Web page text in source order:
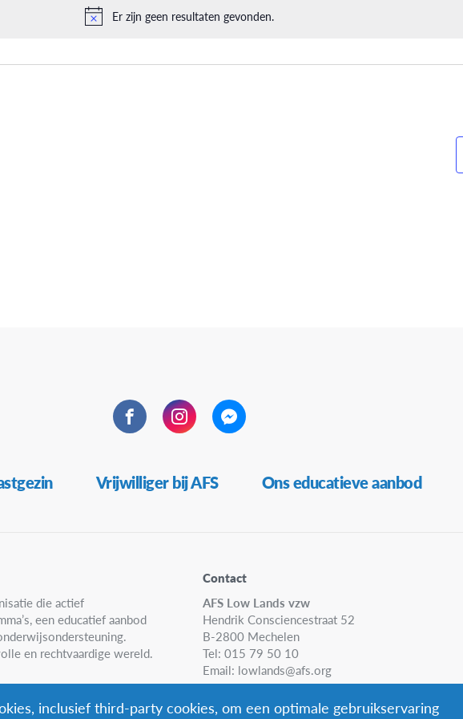
Bericht
Er zijn geen resultaten gevonden.
FacebookInstagramMessenger
Vrijwilliger bij AFS Ons educatieve aanbod
Contact
AFS Low Lands vzw
Hendrik Consciencestraat 52
B-2800 Mechelen
Tel: 015 79 50 10
Email: lowlands@afs.org
die actief
een educatief aanbod
en rechtvaardige wereld.
inclusief third-party cookies, om een optimale gebruikservaring